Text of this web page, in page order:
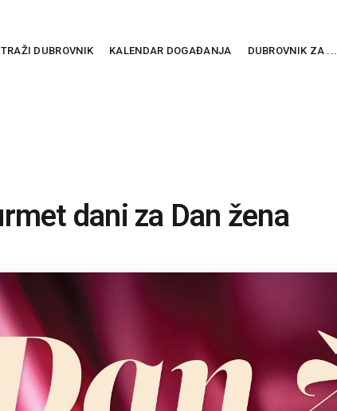
DUBROVNIK KALENDAR DOGAĐANJA DUBROVNIK ZA ...
dani za Dan žena